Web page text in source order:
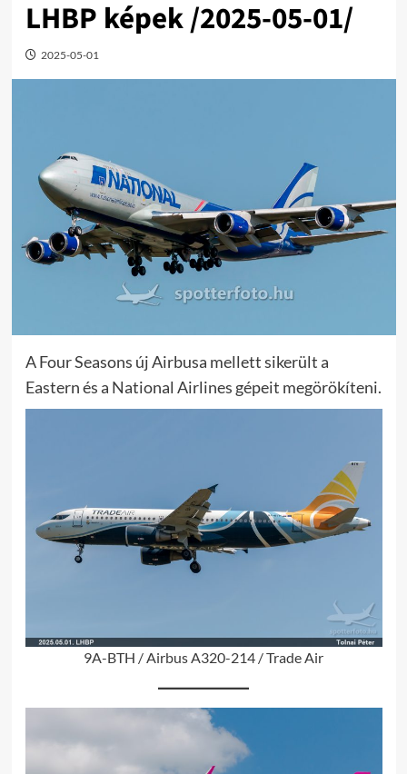
LHBP képek /2025-05-01/
2025-05-01
A Four Seasons új Airbusa mellett sikerült a
Eastern és a National Airlines gépeit megörökíteni.
9A-BTH / Airbus A320-214 / Trade Air